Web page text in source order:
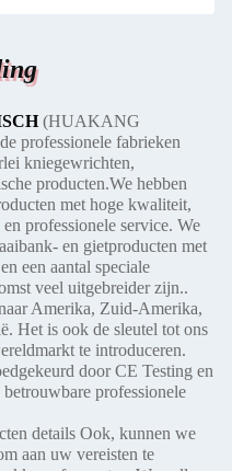
(HUAKANG
professionele fabrieken
kniegewrichten,
producten.We hebben
met hoge kwaliteit,
professionele service. We
en gietproducten met
een aantal speciale
veel uitgebreider zijn..
Amerika, Zuid-Amerika,
Het is ook de sleutel tot ons
te introduceren.
door CE Testing en
professionele
details Ook, kunnen we
aan uw vereisten te